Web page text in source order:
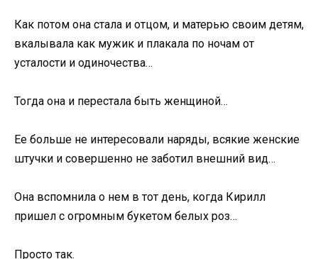
Как потом она стала и отцом, и матерью своим детям,
вкалывала как мужик и плакала по ночам от
усталости и одиночества…
Тогда она и перестала быть женщиной…
Ее больше не интересовали наряды, всякие женские
штучки и совершенно не заботил внешний вид…
Она вспомнила о нем в тот день, когда Кирилл
пришел с огромным букетом белых роз…
Просто так.